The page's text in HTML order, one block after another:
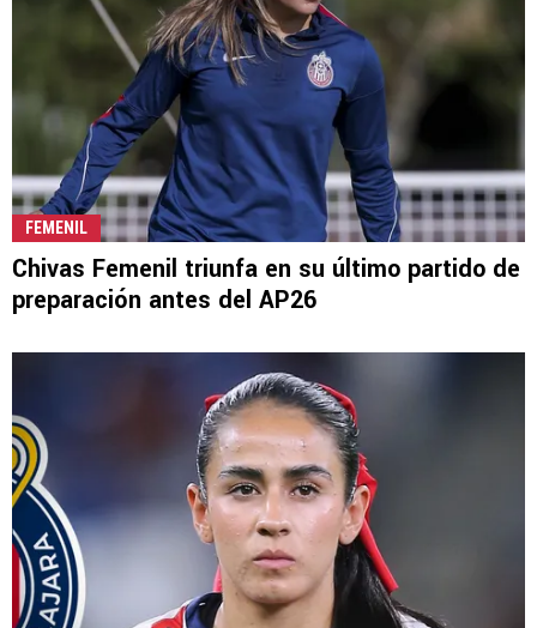
FEMENIL
Chivas Femenil triunfa en su último partido de
preparación antes del AP26